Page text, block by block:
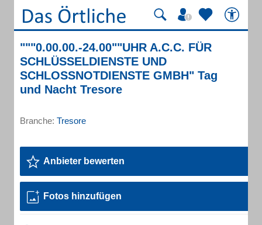
"""0.00.00.-24.00""UHR A.C.C. FÜR
SCHLÜSSELDIENSTE UND
SCHLOSSNOTDIENSTE GMBH" Tag
und Nacht Tresore
Branche: Tresore
Anbieter bewerten
Fotos hinzufügen